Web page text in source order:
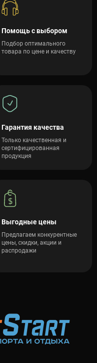
Помощь с выбором
Подбор оптимального
товара по цене и качеству
Гарантия качества
Только качественная и
сертифицированная
продукция
Выгодные цены
Предлагаем конкурентные
цены, скидки, акции и
распродажи